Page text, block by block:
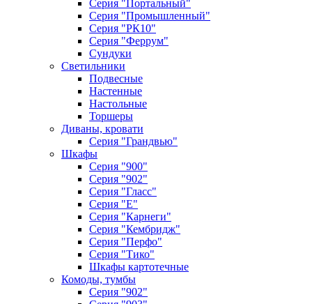
Серия "Портальный"
Серия "Промышленный"
Серия "РК10"
Серия "Феррум"
Сундуки
Светильники
Подвесные
Настенные
Настольные
Торшеры
Диваны, кровати
Серия "Грандвью"
Шкафы
Серия "900"
Серия "902"
Серия "Гласс"
Серия "Е"
Серия "Карнеги"
Серия "Кембридж"
Серия "Перфо"
Серия "Тико"
Шкафы картотечные
Комоды, тумбы
Серия "902"